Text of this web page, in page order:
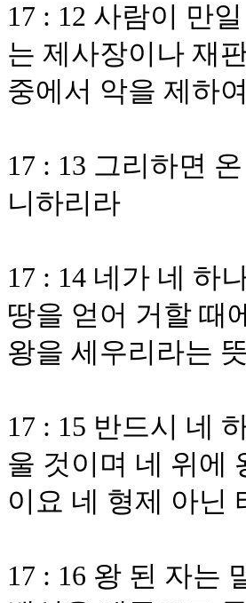
17 : 12 사람이 만
는 제사장이나 재
중에서 악을 제하
17 : 13 그리하면
니하리라
17 : 14 네가 네 하
땅을 얻어 거할 때
왕을 세우리라는
17 : 15 반드시 네
울 것이며 네 위에
이요 네 형제 아닌
17 : 16 왕 된 자는